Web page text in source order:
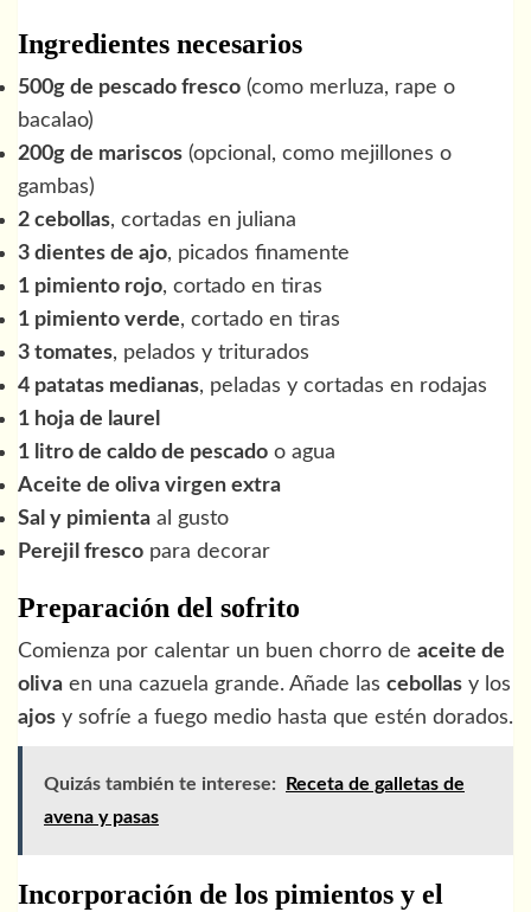
Ingredientes necesarios
500g de pescado fresco (como merluza, rape o
bacalao)
200g de mariscos (opcional, como mejillones o
gambas)
2 cebollas, cortadas en juliana
3 dientes de ajo, picados finamente
1 pimiento rojo, cortado en tiras
1 pimiento verde, cortado en tiras
3 tomates, pelados y triturados
4 patatas medianas, peladas y cortadas en rodajas
1 hoja de laurel
1 litro de caldo de pescado o agua
Aceite de oliva virgen extra
Sal y pimienta al gusto
Perejil fresco para decorar
Preparación del sofrito
Comienza por calentar un buen chorro de aceite de
oliva en una cazuela grande. Añade las cebollas y los
ajos y sofríe a fuego medio hasta que estén dorados.
Quizás también te interese:
Receta de galletas de
avena y pasas
Incorporación de los pimientos y el